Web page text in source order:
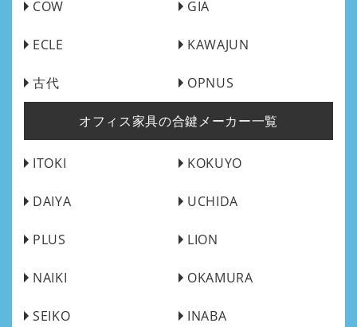
COW GIA
ECLE KAWAJUN
古代 OPNUS
オフィス家具の合鍵メーカー一覧
ITOKI KOKUYO
DAIYA UCHIDA
PLUS LION
NAIKI OKAMURA
SEIKO INABA